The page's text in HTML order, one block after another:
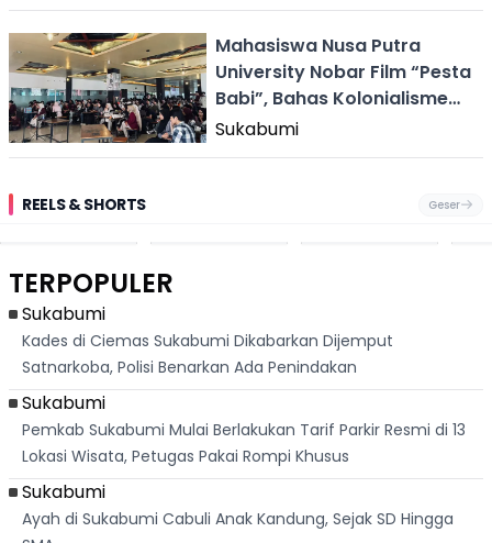
Mahasiswa Nusa Putra
University Nobar Film “Pesta
Babi”, Bahas Kolonialisme
Gaya Baru
Sukabumi
REELS & SHORTS Geser
Festival Ekstrem
Banteng
"Bang Messi"
TERPOPULER
Sukabumi
Kades di Ciemas Sukabumi Dikabarkan Dijemput
Satnarkoba, Polisi Benarkan Ada Penindakan
Sukabumi
Pemkab Sukabumi Mulai Berlakukan Tarif Parkir Resmi di 13
Lokasi Wisata, Petugas Pakai Rompi Khusus
Sukabumi
Ayah di Sukabumi Cabuli Anak Kandung, Sejak SD Hingga